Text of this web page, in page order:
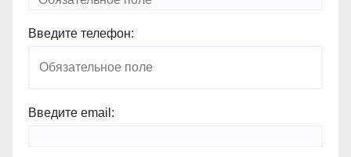
Введите телефон:
Введите email: